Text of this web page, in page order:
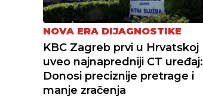
NOVA ERA DIJAGNOSTIKE
KBC Zagreb prvi u Hrvatskoj
uveo najnapredniji CT uređaj:
Donosi preciznije pretrage i
manje zračenja